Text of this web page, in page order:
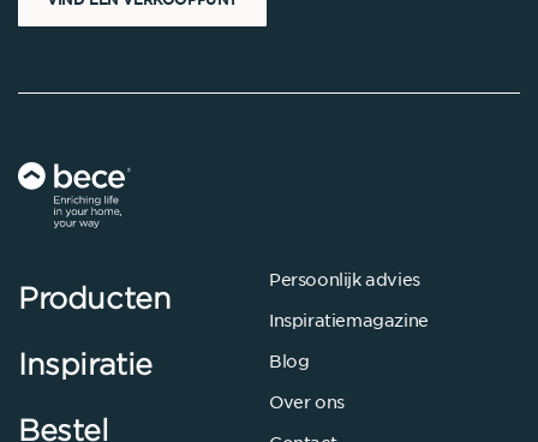
Persoonlijk advies
Inspiratiemagazine
Blog
Over ons
Producten
Inspiratie
Bestel